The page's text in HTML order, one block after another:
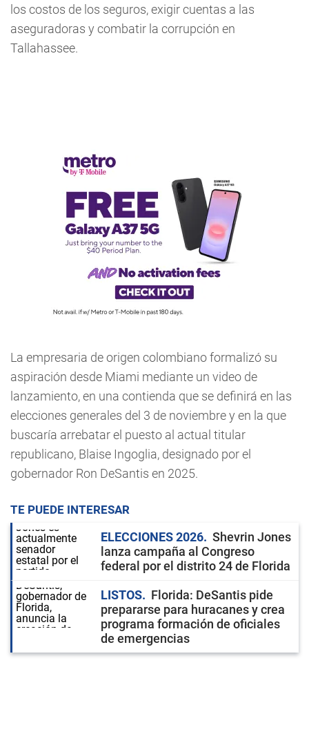
los costos de los seguros, exigir cuentas a las
aseguradoras y combatir la corrupción en
Tallahassee.
La empresaria de origen colombiano formalizó su
aspiración desde Miami mediante un video de
lanzamiento, en una contienda que se definirá en las
elecciones generales del 3 de noviembre y en la que
buscaría arrebatar el puesto al actual titular
republicano, Blaise Ingoglia, designado por el
gobernador Ron DeSantis en 2025.
TE PUEDE INTERESAR
ELECCIONES 2026
Shevrin Jones
lanza campaña al Congreso
federal por el distrito 24 de Florida
LISTOS
Florida: DeSantis pide
prepararse para huracanes y crea
programa formación de oficiales
de emergencias